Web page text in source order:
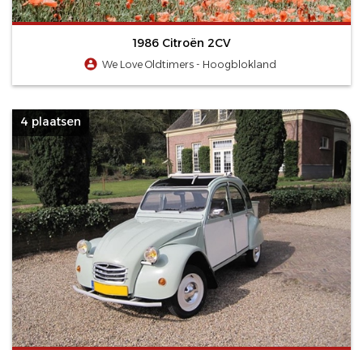
1986 Citroën 2CV
We Love Oldtimers - Hoogblokland
4 plaatsen